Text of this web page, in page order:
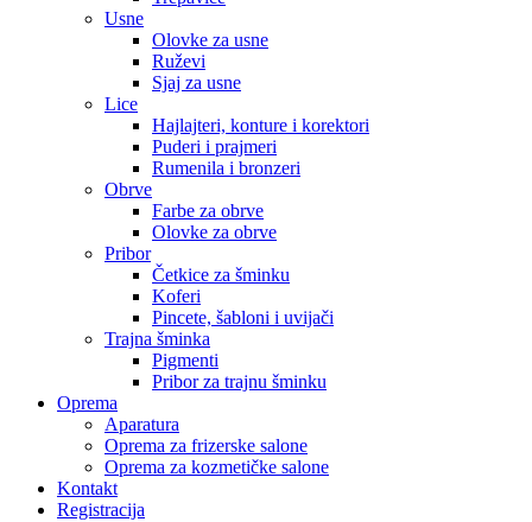
Usne
Olovke za usne
Ruževi
Sjaj za usne
Lice
Hajlajteri, konture i korektori
Puderi i prajmeri
Rumenila i bronzeri
Obrve
Farbe za obrve
Olovke za obrve
Pribor
Četkice za šminku
Koferi
Pincete, šabloni i uvijači
Trajna šminka
Pigmenti
Pribor za trajnu šminku
Oprema
Aparatura
Oprema za frizerske salone
Oprema za kozmetičke salone
Kontakt
Registracija